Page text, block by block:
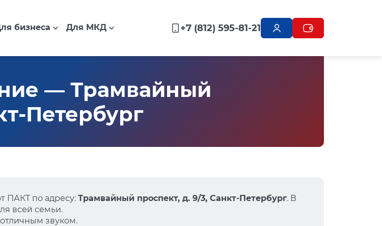
бизнеса Для МКД +7 (812) 595-81-21
— Трамвайный
Петербург
ПАКТ по адресу: Трамвайный проспект, д. 9/3, Санкт-Петербург. В
всей семьи.
звуком.